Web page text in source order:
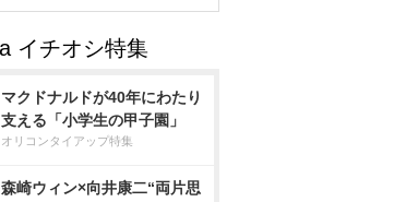
マクドナルドが40年にわたり
支える「小学生の甲子園」
オリコンタイアップ特集
森崎ウィン×向井康二“両片思